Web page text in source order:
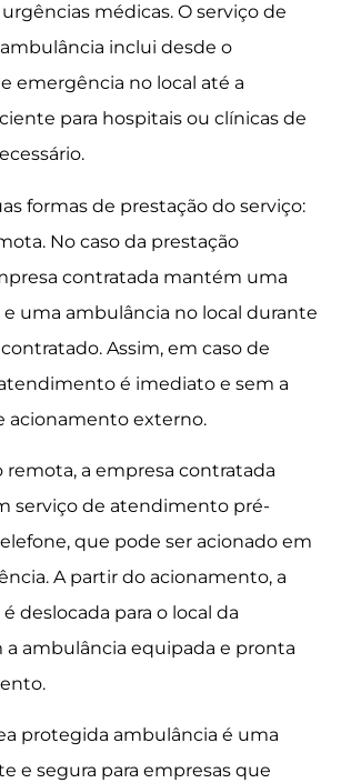
médicas. O serviço de
inclui desde o
emergência no local até a
para hospitais ou clínicas de
formas de prestação do serviço:
No caso da prestação
contratada mantém uma
uma ambulância no local durante
Assim, em caso de
é imediato e sem a
acionamento externo.
remota, a empresa contratada
serviço de atendimento pré-
que pode ser acionado em
A partir do acionamento, a
deslocada para o local da
a ambulância equipada e pronta
protegida ambulância é uma
e segura para empresas que